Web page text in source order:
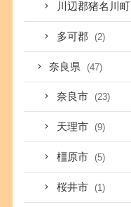
川辺郡猪名川町
多可郡 (2)
奈良県 (47)
奈良市 (23)
天理市 (9)
橿原市 (5)
桜井市 (1)